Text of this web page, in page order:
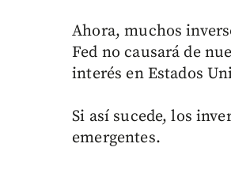
Ahora, muchos
Fed no causará de
interés en Estados
Si así sucede, los
emergentes.